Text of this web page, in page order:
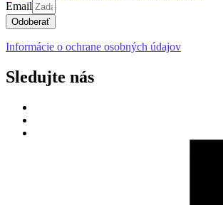
Email
Odoberať
Informácie o ochrane osobných údajov
Sledujte nás